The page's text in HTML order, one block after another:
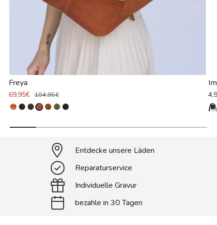
Freya
69,95€ 104,95€
Entdecke unsere Läden
Reparaturservice
Individuelle Gravur
bezahle in 30 Tagen